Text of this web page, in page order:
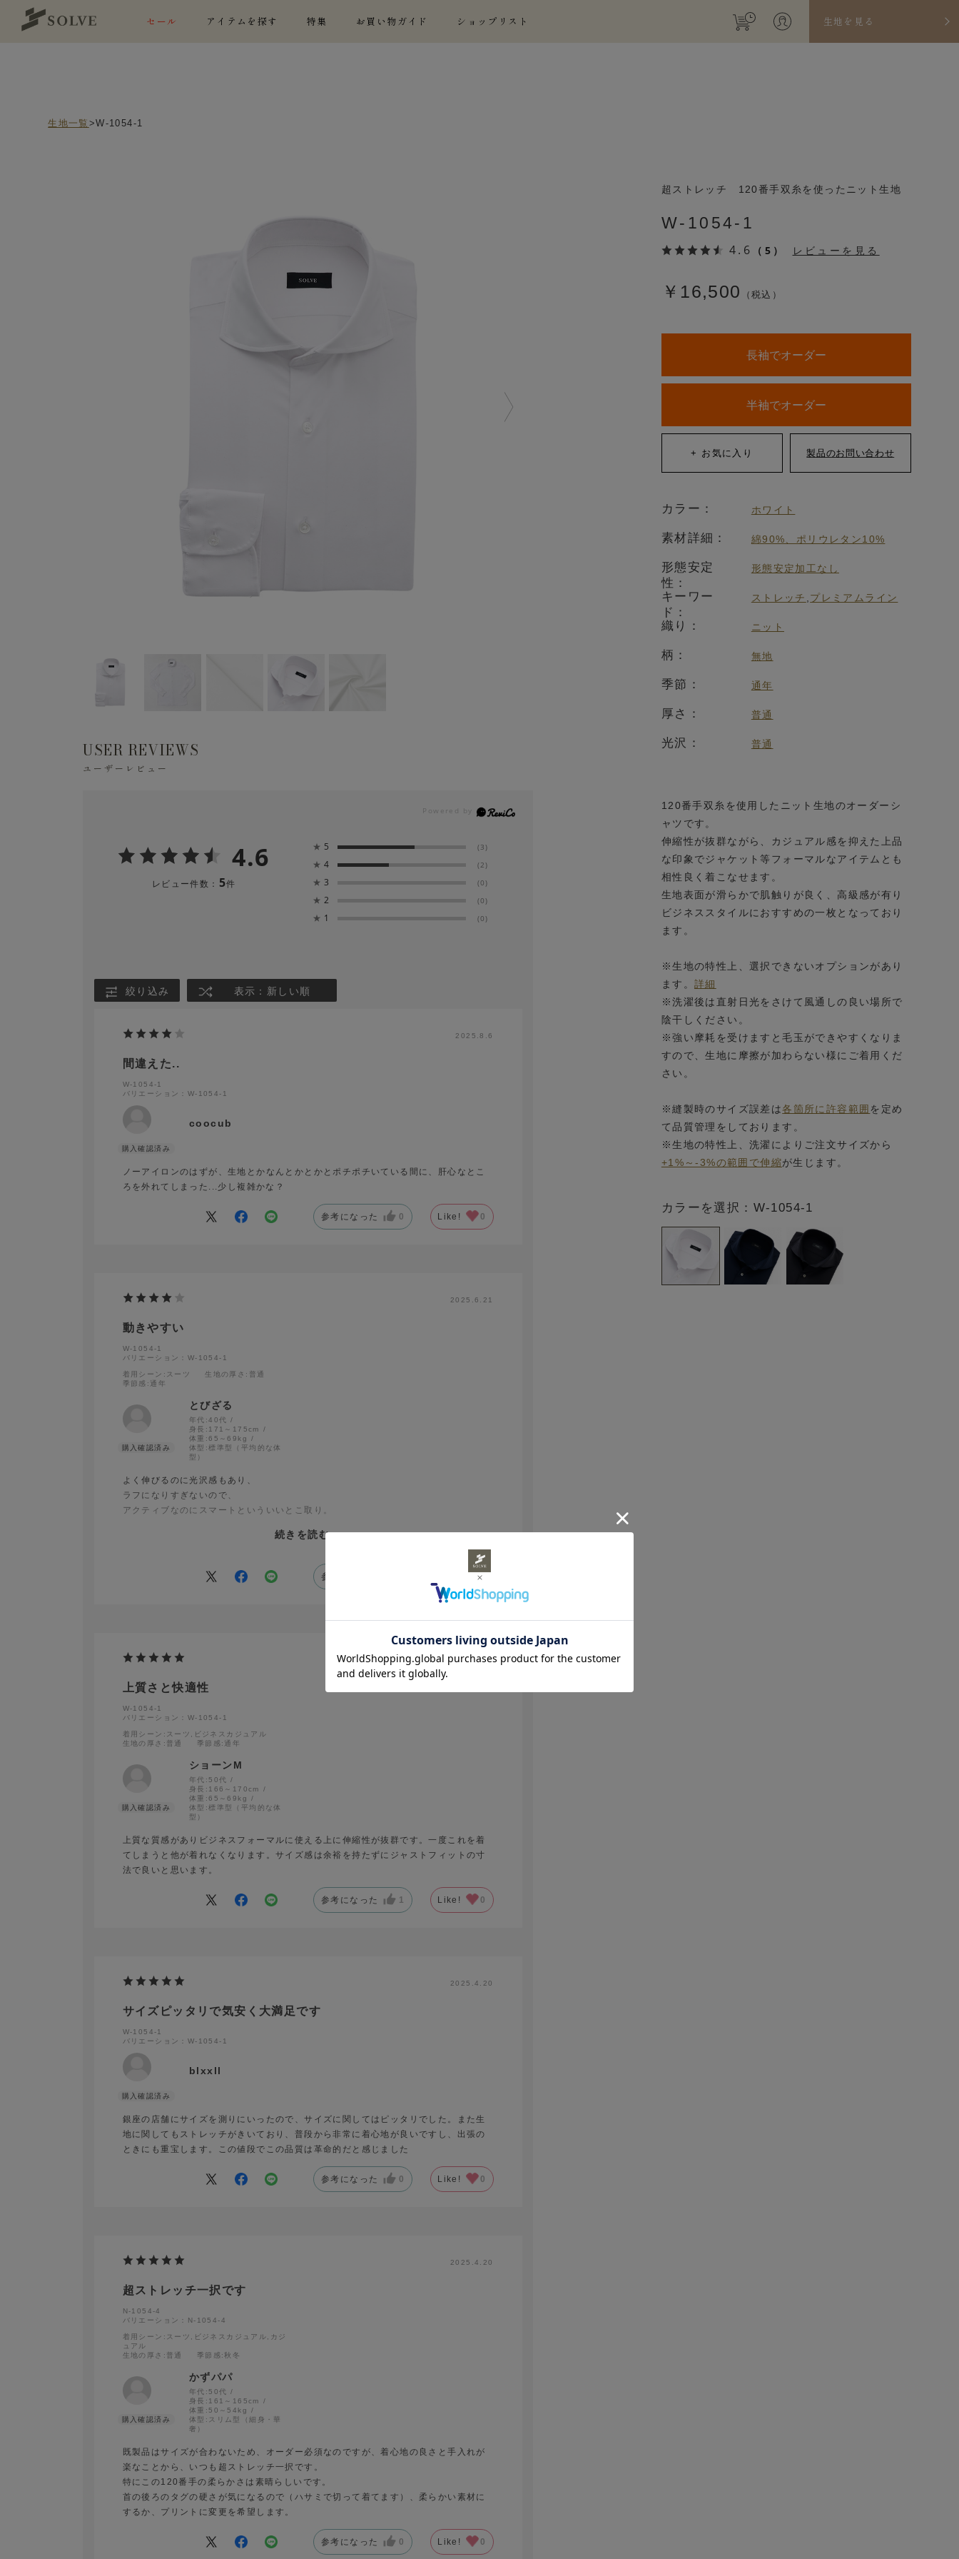
生地を見る
セール アイテムを探す 特集 お買い物ガイド ショップリスト
生地一覧 >W-1054-1
USER REVIEWS
ユーザーレビュー
4.6
レビュー件数： 5件
★ 5 (3)
★ 4 (2)
★ 3 (0)
★ 2 (0)
★ 1 (0)
絞り込み 表示：新しい順
2025.8.6
間違えた..
W-1054-1
バリエーション：W-1054-1
coocub
ノーアイロンのはずが、生地とかなんとかとかとポチポチいている間に、肝心なとこ
ろを外れてしまった...少し複雑かな？
参考になった 0 Like! 0
2025.6.21
動きやすい
W-1054-1
バリエーション：W-1054-1
着用シーン :スーツ 生地の厚さ :普通
季節感 :通年
とびざる
年代:40代
身長: 171～175cm
体重:65～69kg
体型:標準型（平均的な体
型）
よく伸びるのに光沢感もあり、
ラフになりすぎないので、
アクティブなのにスマートといういいとこ取り。
続きを読む
参考になった 0
2025.4.25
上質さと快適性
W-1054-1
バリエーション：W-1054-1
着用シーン :スーツ,ビジネスカジュアル
生地の厚さ :普通 季節感:通年
ショーンM
年代: 50代
身長: 166～170cm
体重:65～69kg
体型:標準型（平均的な体
型）
上質な質感がありビジネスフォーマルに使える上に伸縮性が抜群です。一度これを着
てしまうと他が着れなくなります。サイズ感は余裕を持たずにジャストフィットの寸
法で良いと思います。
参考になった 1 Like! 0
2025.4.20
サイズピッタリで気安く大満足です
W-1054-1
バリエーション：W-1054-1
blxxll
銀座の店舗にサイズを測りにいったので、サイズに関してはピッタリでした。また生
地に関してもストレッチがきいており、普段から非常に着心地が良いですし、出張の
ときにも重宝します。この値段でこの品質は革命的だと感じました
参考になった 0 Like! 0
2025.4.20
超ストレッチ一択です
N-1054-4
バリエーション：N-1054-4
着用シーン :スーツ,ビジネスカジュアル,カジ
ュアル
生地の厚さ :普通 季節感:秋冬
かずパパ
年代: 50代
身長: 161～165cm
体重: 50～54kg
体型: スリム型（細身・華
奢）
既製品はサイズが合わないため、オーダー必須なのですが、着心地の良さと手入れが
楽なことから、いつも超ストレッチ一択です。
特にこの120番手の柔らかさは素晴らしいです。
首の後ろのタグの硬さが気になるので（ハサミで切って着てます）、柔らかい素材に
するか、プリントに変更を希望します。
参考になった 0 Like! 0
超ストレッチ 120番手双糸を使ったニット生地
W-1054-1
4.6 （5） レビューを見る
￥16,500 （税込）
カラーを選択：W-1054-1
長袖でオーダー
半袖でオーダー
カラー： ホワイト
素材詳細： 綿90%、ポリウレタン10%
形態安定
性：
形態安定加工なし
キーワー
ド：
ストレッチ プレミアムライン
織り： ニット
柄： 無地
季節： 通年
厚さ： 普通
光沢： 普通
120番手双糸を使用したニット生地のオーダーシ
ャツです。
伸縮性が抜群ながら、カジュアル感を抑えた上品
な印象でジャケット等フォーマルなアイテムとも
相性良く着こなせます。
生地表面が滑らかで肌触りが良く、高級感が有り
ビジネススタイルにおすすめの一枚となっており
ます。
※生地の特性上、選択できないオプションがあり
ます。 詳細
※洗濯後は直射日光をさけて風通しの良い場所で
陰干しください。
※強い摩耗を受けますと毛玉ができやすくなりま
すので、生地に摩擦が加わらない様にご着用くだ
さい。
※縫製時のサイズ誤差は各箇所に許容範囲 を定め
て品質管理をしております。
※生地の特性上、洗濯によりご注文サイズから
+1%～-3%の範囲で伸縮が生じます。